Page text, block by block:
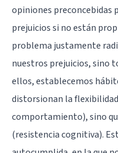
opiniones preconcebidas
prejuicios si no están
problema justamente
nuestros prejuicios, sino
ellos, establecemos
distorsionan la
comportamiento), sino
(resistencia cognitiva).